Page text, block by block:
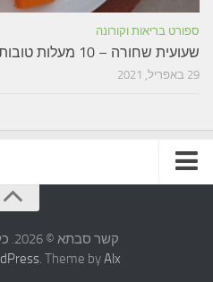
ספורט בריאות וקורונה
שעועית שחורה – 10 מעלות טובות לשעועית הכהה
29 באפריל, 2021
קשר סבתא © 2026. כל הזכויות שמורות
. Theme byAlx